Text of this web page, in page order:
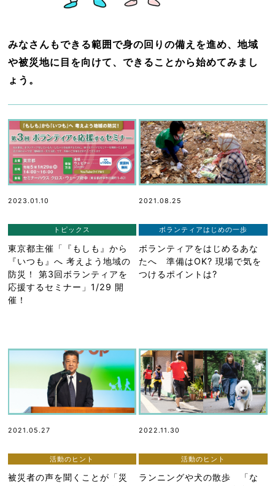
みなさんもできる範囲で身の回りの備えを進め、地域
や被災地に目を向けて、できることから始めてみまし
ょう。
2023.01.10
トピックス
東京都主催「『もしも』から
『いつも』へ 考えよう地域の
防災！ 第3回ボランティアを
応援するセミナー」1/29 開
催！
2021.08.25
ボランティアはじめの一歩
ボランティアをはじめるあな
たへ 準備はOK? 現場で気を
つけるポイントは?
2021.05.27
活動のヒント
被災者の声を聞くことが「災
2022.11.30
活動のヒント
ランニングや犬の散歩 「な